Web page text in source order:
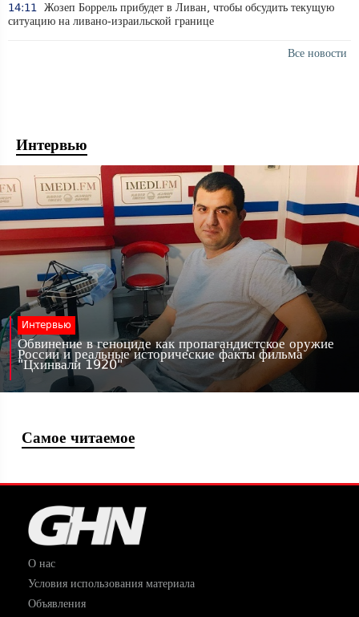
14:11
Жозеп Боррель прибудет в Ливан, чтобы обсудить текущую
ситуацию на ливано-израильской границе
Все новости
Интервью
Интервью
Обвинение в геноциде как пропагандистское оружие
России и реальные исторические факты фильма
"Цхинвали 1920"
Самое читаемое
О нас
Условия использования материала
Объявления